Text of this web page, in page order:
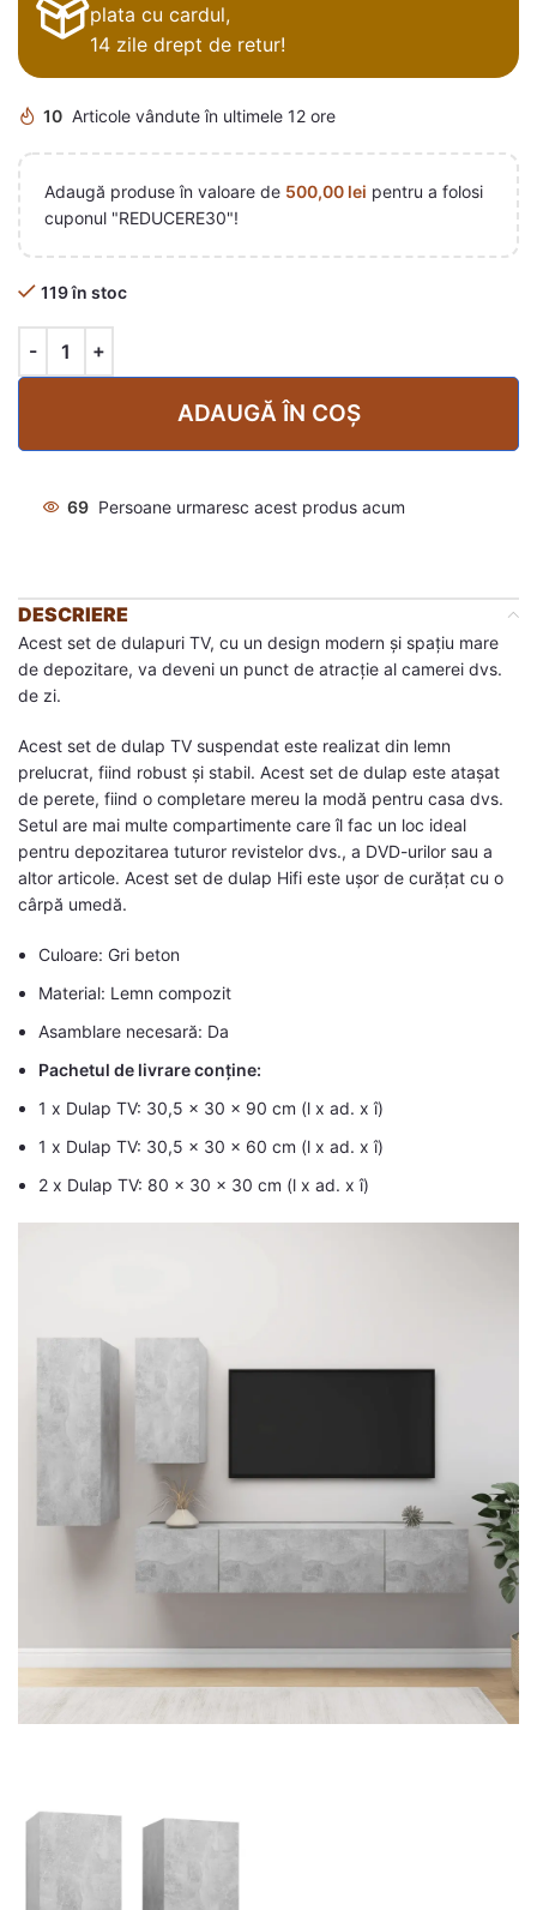
plata cu cardul,
14 zile drept de retur!
10 Articole vândute în ultimele 12 ore
Adaugă produse în valoare de 500,00 lei pentru a folosi
cuponul "REDUCERE30"!
119 în stoc
ADAUGĂ ÎN COȘ
69 Persoane urmaresc acest produs acum
DESCRIERE
Acest set de dulapuri TV, cu un design modern și spațiu mare
de depozitare, va deveni un punct de atracție al camerei dvs.
de zi.
Acest set de dulap TV suspendat este realizat din lemn
prelucrat, fiind robust și stabil. Acest set de dulap este atașat
de perete, fiind o completare mereu la modă pentru casa dvs.
Setul are mai multe compartimente care îl fac un loc ideal
pentru depozitarea tuturor revistelor dvs., a DVD-urilor sau a
altor articole. Acest set de dulap Hifi este ușor de curățat cu o
cârpă umedă.
Culoare: Gri beton
Material: Lemn compozit
Asamblare necesară: Da
Pachetul de livrare conține:
1 x Dulap TV: 30,5 x 30 x 90 cm (l x ad. x î)
1 x Dulap TV: 30,5 x 30 x 60 cm (l x ad. x î)
2 x Dulap TV: 80 x 30 x 30 cm (l x ad. x î)